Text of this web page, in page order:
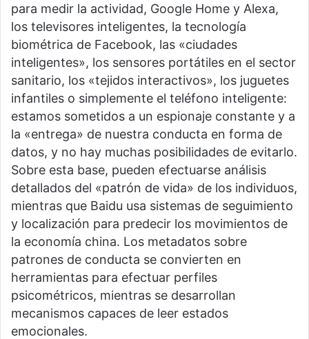
para medir la actividad, Google Home y Alexa,
los televisores inteligentes, la tecnología
biométrica de Facebook, las «ciudades
inteligentes», los sensores portátiles en el sector
sanitario, los «tejidos interactivos», los juguetes
infantiles o simplemente el teléfono inteligente:
estamos sometidos a un espionaje constante y a
la «entrega» de nuestra conducta en forma de
datos, y no hay muchas posibilidades de evitarlo.
Sobre esta base, pueden efectuarse análisis
detallados del «patrón de vida» de los individuos,
mientras que Baidu usa sistemas de seguimiento
y localización para predecir los movimientos de
la economía china. Los metadatos sobre
patrones de conducta se convierten en
herramientas para efectuar perfiles
psicométricos, mientras se desarrollan
mecanismos capaces de leer estados
emocionales.